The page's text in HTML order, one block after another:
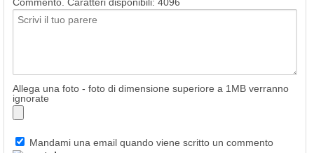
Commento. Caratteri disponibili: 4096
Allega una foto - foto di dimensione superiore a 1MB verranno
ignorate
Mandami una email quando viene scritto un commento